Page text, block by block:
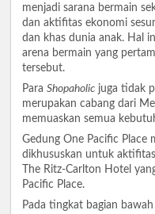
menjadi sarana bermain
dan aktifitas ekonomi
dan khas dunia anak. Hal
arena bermain yang
tersebut.
Para Shopaholic juga tidak
merupakan cabang dari
memuaskan semua
Gedung One Pacific Place
dikhususkan untuk
The Ritz-Carlton Hotel
Pacific Place.
Pada tingkat bagian